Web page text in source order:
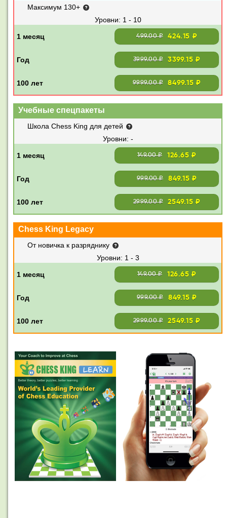
Максимум 130+
1 - 10
499.00 ₽ 424.15 ₽
3999.00 ₽ 3399.15 ₽
9999.00 ₽ 8499.15 ₽
Учебные спецпакеты
Школа Chess King для детей
-
149.00 ₽ 126.65 ₽
999.00 ₽ 849.15 ₽
2999.00 ₽ 2549.15 ₽
Chess King Legacy
От новичка к разряднику
1 - 3
149.00 ₽ 126.65 ₽
999.00 ₽ 849.15 ₽
2999.00 ₽ 2549.15 ₽